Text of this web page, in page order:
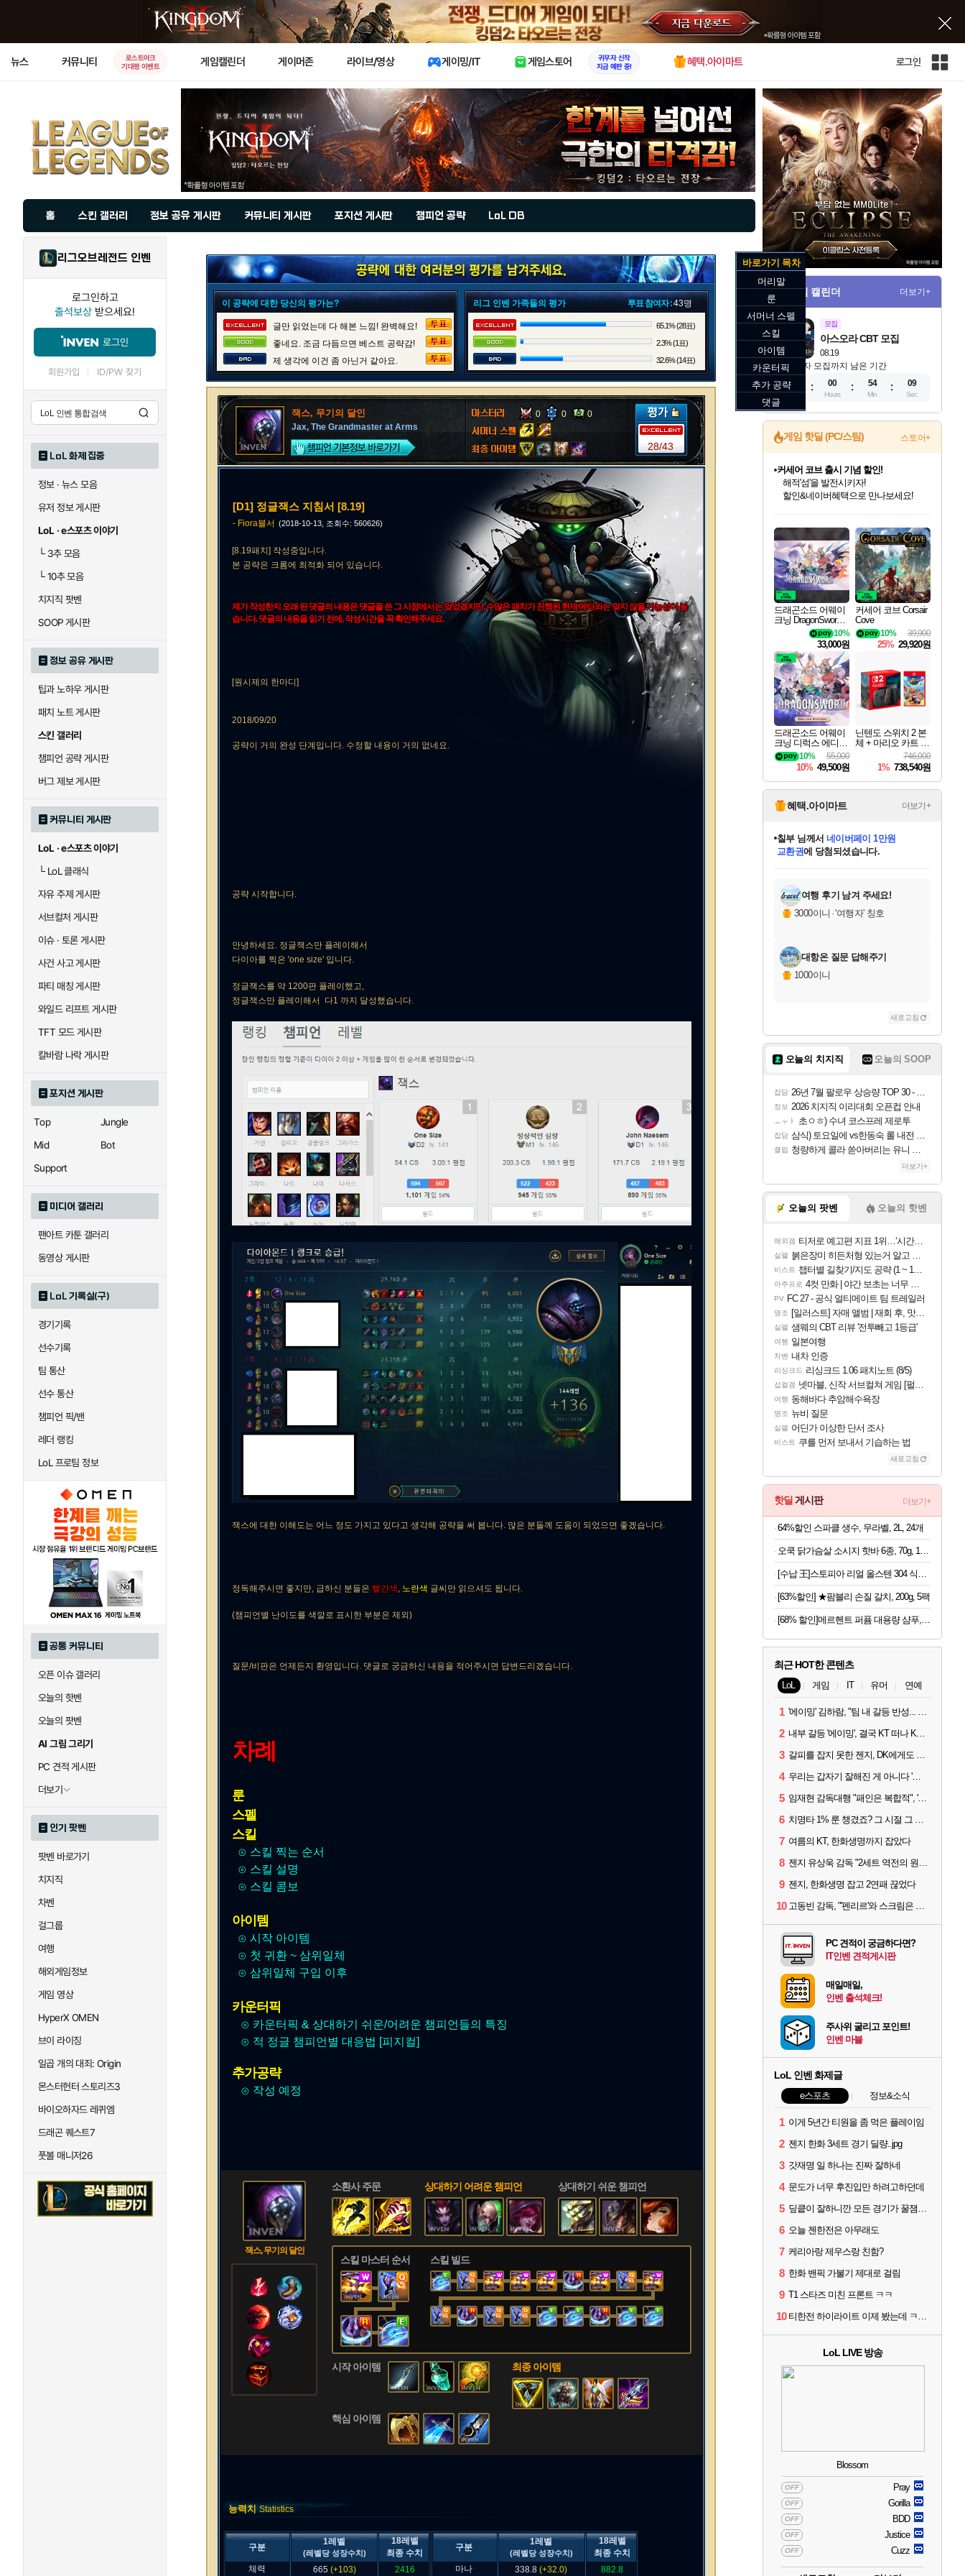
X
뉴스 커뮤니티
로스트아크
기대평 이벤트
게임캘린더 게이머존 라이브/영상 게이밍/IT 게임스토어
귀무자 신작
지금 예판 중!
혜택.아이마트 로그인
인
전
체
사
이
트
맵
홈 스킨 갤러리 정보 공유 게시판 커뮤니티 게시판 포지션 게시판 챔피언 공략 LoL DB
리그오브레전드 인벤
로그인하고
출석보상 받으세요!
로그인
회원가입 ID/PW 찾기
LoL 화제 집중
정보 · 뉴스 모음
유저 정보 게시판
LoL · e스포츠 이야기
└3추 모음
└10추 모음
치지직 팟벤
SOOP 게시판
정보 공유 게시판
팁과 노하우 게시판
패치 노트 게시판
스킨 갤러리
챔피언 공략 게시판
버그 제보 게시판
커뮤니티 게시판
LoL · e스포츠 이야기
└LoL 클래식
자유 주제 게시판
서브컬처 게시판
이슈 · 토론 게시판
사건 사고 게시판
파티 매칭 게시판
와일드 리프트 게시판
TFT 모드 게시판
칼바람 나락 게시판
포지션 게시판
Top
Jungle
Mid
Bot
Support
미디어 갤러리
팬아트 카툰 갤러리
동영상 게시판
LoL 기록실(구)
경기기록
선수기록
팀 통산
선수 통산
챔피언 픽/밴
레더 랭킹
LoL 프로팀 정보
공통 커뮤니티
오픈 이슈 갤러리
오늘의 핫벤
오늘의 팟벤
AI 그림 그리기
PC 견적 게시판
더보기
인기 팟벤
팟벤 바로가기
치지직
차벤
걸그룹
여행
해외게임정보
게임 영상
HyperX OMEN
브이 라이징
일곱 개의 대죄: Origin
몬스터헌터 스토리즈3
바이오하자드 레퀴엠
드래곤 퀘스트7
풋볼 매니저26
이 공략에 대한 당신의 평가는?
글만 읽었는데 다 해본 느낌! 완벽해요!
좋네요. 조금 다듬으면 베스트 공략감!
제 생각에 이건 좀 아닌거 같아요.
리그 인벤 가족들의 평가 투표 참여자 :43명
65.1% (28표)
2.3% (1표)
32.6% (14표)
잭스, 무기의 달인
Jax, The Grandmaster at Arms
0 0 0
28/43
[D1] 정글잭스 지침서 [8.19]
- Fiora블서 (2018-10-13, 조회수: 560626)
[8.19패치] 작성중입니다.
본 공략은 크롬에 최적화 되어 있습니다.
제가 작성한지 오래 된 댓글의 내용은 댓글을 쓴 그 시점에서는 맞았겠지만, 수많은 패치가 진행된 현재 메타와는 맞지 않을 가능성이 높
습니다. 댓글의 내용을 읽기 전에, 작성시간을 꼭 확인해주세요.
[원시제의 한마디]
2018/09/20
공략이 거의 완성 단계입니다. 수정할 내용이 거의 없네요.
공략 시작합니다.
안녕하세요. 정글잭스만 플레이해서
다이아를 찍은 'one size' 입니다.
정글잭스를 약 1200판 플레이했고,
정글잭스만 플레이해서 다1 까지 달성했습니다.
잭스에 대한 이해도는 어느 정도 가지고 있다고 생각해 공략을 써 봅니다. 많은 분들께 도움이 되었으면 좋겠습니다.
정독해주시면 좋지만, 급하신 분들은 빨간색, 노란색 글씨만 읽으셔도 됩니다.
(챔피언별 난이도를 색깔로 표시한 부분은 제외)
질문/비판은 언제든지 환영입니다. 댓글로 궁금하신 내용을 적어주시면 답변드리겠습니다.
차례
룬
스펠
스킬
⊙ 스킬 찍는 순서
⊙ 스킬 설명
⊙ 스킬 콤보
아이템
⊙ 시작 아이템
⊙ 첫 귀환 ~ 삼위일체
⊙ 삼위일체 구입 이후
카운터픽
⊙ 카운터픽 & 상대하기 쉬운/어려운 챔피언들의 특징
⊙ 적 정글 챔피언별 대응법 [피지컬]
추가공략
⊙ 작성 예정
잭스, 무기의 달인
소환사 주문 상대하기 어려운 챔피언 상대하기 쉬운 챔피언
스킬 마스터 순서 스킬 빌드
시작 아이템
핵심 아이템
최종 아이템
능력치 Statistics
구분
1레벨
(레벨당 성장수치)
18레벨
최종 수치
구분
1레벨
(레벨당 성장수치)
18레벨
최종 수치
체력
665 (+103) 2416 마나 338.8 (+32.0) 882.8
게임 캘린더 더보기+
모집
08.19
아스오라 CBT 모집
참가자 모집까지 남은 기간
13
Days
00
Hours
54
Min
08
Sec
게임 핫딜 (PC/스팀) 스토어+
네이버혜택과 함께 만나보세요!
50%할인&추가 적립까지!
이니&베니 혜택까지!
네이버 혜택가와 함께 예약하세요!
할인&네이버혜택으로 만나보세요!
더 렐릭 퍼스트 가디언 정식 출시
설화x하드코어 액션!
네이버페이 혜택과 만나보세요!
40주년 프로모션으로 만나보세요!
네이버 포인트 혜택까지!
할인가에 만나보세요!
일부 에디션 상시 할인!
혜택으로 예약 판매 중
편안하게 충전하세요
드래곤소드 어웨이
크닝 DragonSword A
10%
33,000원
커세어 코브 Corsair
Cove
39,900
10%
25% 29,920원
드래곤소드 어웨이
크닝 디럭스 에디션
DragonSword Awake
ning Deluxe Edition
55,000
10%
10% 49,500원
닌텐도 스위치 2 본
체 + 마리오 카트 월
746,000
1% 738,540원
혜택.아이마트 더보기+
당첨되셨습니다.
당첨되셨습니다.
칠부님께서 네이버페이 1만원
교환권에 당첨되셨습니다.
당첨되셨습니다.
당첨되셨습니다.
에디션 (스팀코드) 를 교환.
당첨되셨습니다.
당첨되셨습니다.
당첨되셨습니다.
당첨되셨습니다.
여행 후기 남겨 주세요!
3000이니 ·'여행자' 칭호
대항온 질문 답해주기
1000이니
새로고침
오늘의 치지직 오늘의 SOOP
잡담 26년 7월 팔로우 상승량 TOP 30 - 월간 치지직
정보 2026 치지직 이리대회 오픈컵 안내
ㅗㅜㅑ 초ㅇㅎ) 수녀 코스프레 제로투
잡담 삼식) 토요일에 vs한동숙 롤 내전 예정
클립 청량하게 콜라 쏟아버리는 유니 ㅋㅋㅋ
더보기+
오늘의 팟벤 오늘의 핫벤
해외겜 티저로 예고편 지표 1위…‘시간의 오카리나’
실팰 붉은장미 히든처형 있는거 알고 있었음?
비스트 챕터별 길찾기/지도 공략 (1 ~ 12장)
아주프로 4컷 만화 | 야간 보초는 너무 힘들어
PV FC 27 - 공식 얼티메이트 팀 트레일러
명조 [일러스트] 자매 앨범 | 재회 후, 맛집에서
실팰 샘웨의 CBT 리뷰 '전투빼고 1등급'
여행 일본여행
차벤 내차 인증
리싱크드 리싱크드 1.06 패치노트 (8/5)
섭컬겜 넷마블, 신작 서브컬쳐 게임 [펄 인 블루] 티저 사이트 오픈
여행 동해바다 추암해수욕장
명조 뉴비 질문
실팰 어딘가 이상한 단서 조사
비스트 쿠를 먼저 보내서 기습하는 법
새로고침
핫딜 게시판 더보기+
64%할인 스파클 생수, 무라벨, 2L, 24개
[63%할인] ★팜블리 손질 갈치, 200g, 5팩
[68% 할인]메르헨트 퍼퓸 대용량 샴푸, 호텔 딥 우드향, 1L, 2개
최근 HOT한 콘텐츠
LoL 게임 IT 유머 연예
1 '에이밍' 김하람, "팀 내 갈등 반성... 끝까지 뛰고 싶었다"
2 내부 갈등 '에이밍', 결국 KT 떠나 KRX로...'지우'와 트레이드
3 갈피를 잡지 못한 젠지, DK에게도 0:2 패배
4 우리는 갑자기 잘해진 게 아니다 '씨맥' 김대호 감독의 자신감
5 임재현 감독대행 "패인은 복합적", '도란' "팀에 과부하 왔다"
6 치명타 1% 룬 챙겼죠? 그 시절 그 감성 '롤 클래식' 30일 출시
7 여름의 KT, 한화생명까지 잡았다
8 젠지 유상욱 감독 "2세트 역전의 원인...너무 급했다"
9 젠지, 한화생명 잡고 2연패 끊었다
10 고동빈 감독, "'펜리르'와 스크림은 못 해봤다...선발 고정할 듯"
PC 견적이 궁금하다면?
IT인벤 견적게시판
매일매일,
인벤 출석체크!
주사위 굴리고 포인트!
인벤 마블
LoL 인벤 화제글
e스포츠 정보&소식
1 이게 5년간 티원을 좀 먹은 플레이임
2 젠지 한화 3세트 경기 딜량..jpg
3 갓재명 일 하나는 진짜 잘하네
4 문도가 너무 후진입만 하려고하던데
5 딮킅이 잘하니깐 모든 경기가 꿀잼이 됨
6 오늘 젠한전은 아무래도
7 케리아랑 제우스랑 친함?
8 한화 밴픽 가불기 제대로 걸림
9 T1 스타즈 미친 프론트 ㅋㅋ
10 티한전 하이라이트 이제 봤는데 ㅋㅋㅋ
LoL LIVE 방송
Blossom
OFF Pray
OFF Gorilla
OFF BDD
OFF Justice
OFF Cuzz
바로가기 목차
머리말
룬
서머너 스펠
스킬
아이템
카운터픽
추가 공략
댓글